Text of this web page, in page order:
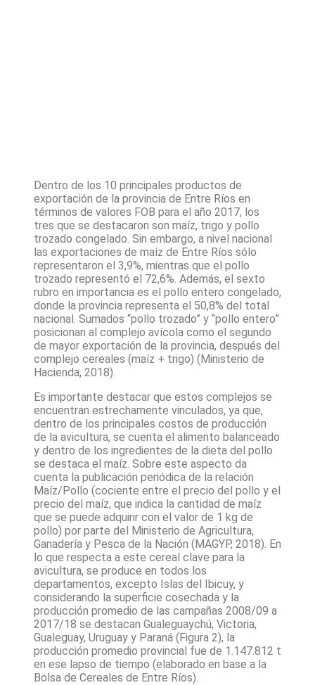
Dentro de los 10 principales productos de
exportación de la provincia de Entre Ríos en
términos de valores FOB para el año 2017, los
tres que se destacaron son maíz, trigo y pollo
trozado congelado. Sin embargo, a nivel nacional
las exportaciones de maíz de Entre Ríos sólo
representaron el 3,9%, mientras que el pollo
trozado representó el 72,6%. Además, el sexto
rubro en importancia es el pollo entero congelado,
donde la provincia representa el 50,8% del total
nacional. Sumados “pollo trozado” y “pollo entero”
posicionan al complejo avícola como el segundo
de mayor exportación de la provincia, después del
complejo cereales (maíz + trigo) (Ministerio de
Hacienda, 2018).
Es importante destacar que estos complejos se
encuentran estrechamente vinculados, ya que,
dentro de los principales costos de producción
de la avicultura, se cuenta el alimento balanceado
y dentro de los ingredientes de la dieta del pollo
se destaca el maíz. Sobre este aspecto da
cuenta la publicación periódica de la relación
Maíz/Pollo (cociente entre el precio del pollo y el
precio del maíz, que indica la cantidad de maíz
que se puede adquirir con el valor de 1 kg de
pollo) por parte del Ministerio de Agricultura,
Ganadería y Pesca de la Nación (MAGYP, 2018). En
lo que respecta a este cereal clave para la
avicultura, se produce en todos los
departamentos, excepto Islas del Ibicuy, y
considerando la superficie cosechada y la
producción promedio de las campañas 2008/09 a
2017/18 se destacan Gualeguaychú, Victoria,
Gualeguay, Uruguay y Paraná (Figura 2), la
producción promedio provincial fue de 1.147.812 t
en ese lapso de tiempo (elaborado en base a la
Bolsa de Cereales de Entre Ríos).